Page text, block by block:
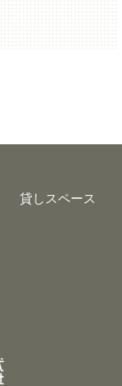
貸しスペース